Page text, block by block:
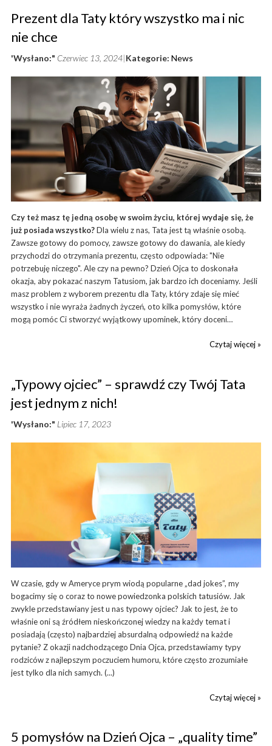
Prezent dla Taty który wszystko ma i nic
nie chce
'Wysłano:" Czerwiec 13, 2024 Kategorie: News
Czy też masz tę jedną osobę w swoim życiu, której wydaje się, że
już posiada wszystko?Dla wielu z nas, Tata jest tą właśnie osobą.
Zawsze gotowy do pomocy, zawsze gotowy do dawania, ale kiedy
przychodzi do otrzymania prezentu, często odpowiada: "Nie
potrzebuję niczego". Ale czy na pewno? Dzień Ojca to doskonała
okazja, aby pokazać naszym Tatusiom, jak bardzo ich doceniamy. Jeśli
masz problem z wyborem prezentu dla Taty, który zdaje się mieć
wszystko i nie wyraża żadnych życzeń, oto kilka pomysłów, które
mogą pomóc Ci stworzyć wyjątkowy upominek, który doceni…
Czytaj więcej »
„Typowy ojciec” – sprawdź czy Twój Tata
jest jednym z nich!
'Wysłano:" Lipiec 17, 2023
W czasie, gdy w Ameryce prym wiodą popularne „dad jokes”, my
bogacimy się o coraz to nowe powiedzonka polskich tatusiów. Jak
zwykle przedstawiany jest u nas typowy ojciec? Jak to jest, że to
właśnie oni są źródłem nieskończonej wiedzy na każdy temat i
posiadają (często) najbardziej absurdalną odpowiedź na każde
pytanie? Z okazji nadchodzącego Dnia Ojca, przedstawiamy typy
rodziców z najlepszym poczuciem humoru, które często zrozumiałe
jest tylko dla nich samych. (...)
Czytaj więcej »
5 pomysłów na Dzień Ojca – „quality time”